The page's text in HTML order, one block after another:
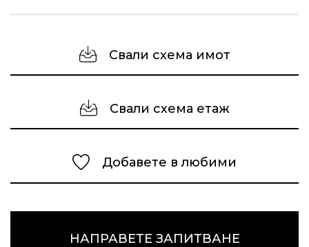
Свали схема имот
Свали схема етаж
Добавете в любими
НАПРАВЕТЕ ЗАПИТВАНЕ